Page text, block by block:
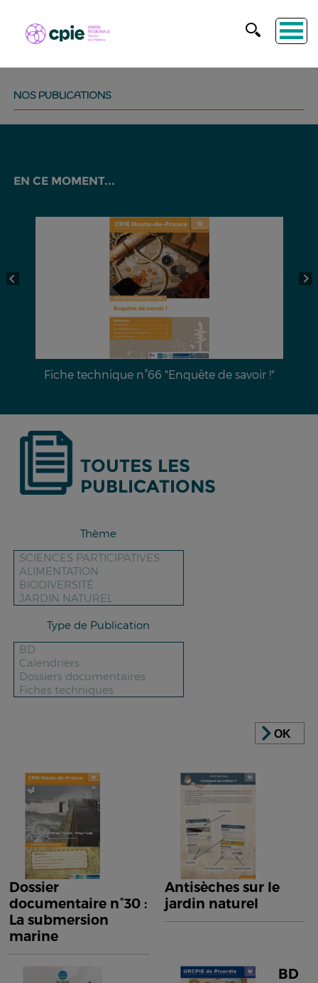
NOS PUBLICATIONS
EN CE MOMENT...
de savoir !"
Dossier documentaire n°28 :
TOUTES LES
PUBLICATIONS
Thème
Type de Publication
OK
Dossier
documentaire n°30 :
La submersion
marine
Antisèches sur le
jardin naturel
BD